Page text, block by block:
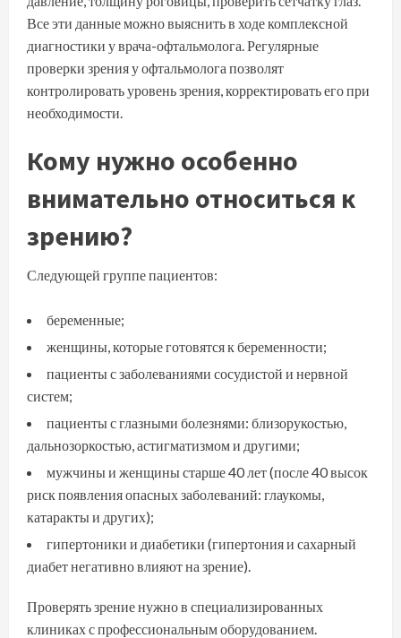
Все эти данные можно выяснить в ходе комплексной
диагностики у врача-офтальмолога. Регулярные
проверки зрения у офтальмолога позволят
контролировать уровень зрения, корректировать его при
необходимости.
Кому нужно особенно
внимательно относиться к
зрению?
Следующей группе пациентов:
беременные;
женщины, которые готовятся к беременности;
пациенты с заболеваниями сосудистой и нервной
систем;
пациенты с глазными болезнями: близорукостью,
дальнозоркостью, астигматизмом и другими;
мужчины и женщины старше 40 лет (после 40 высок
риск появления опасных заболеваний: глаукомы,
катаракты и других);
гипертоники и диабетики (гипертония и сахарный
диабет негативно влияют на зрение).
Проверять зрение нужно в специализированных
клиниках с профессиональным оборудованием.